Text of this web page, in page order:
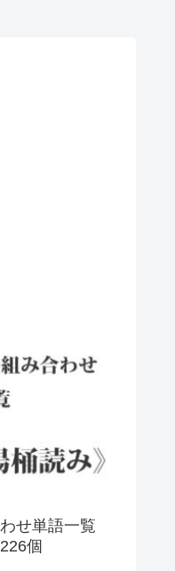
せ単語一覧
個